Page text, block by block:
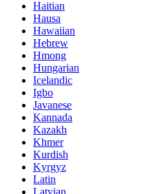
Haitian
Hausa
Hawaiian
Hebrew
Hmong
Hungarian
Icelandic
Igbo
Javanese
Kannada
Kazakh
Khmer
Kurdish
Kyrgyz
Latin
Latvian